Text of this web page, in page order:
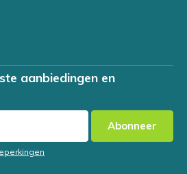
aanbiedingen en
Abonneer